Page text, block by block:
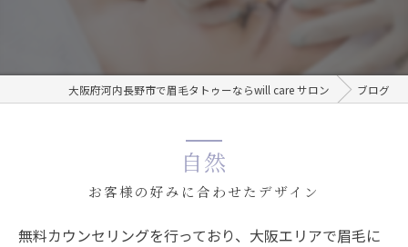
大阪府河内長野市で眉毛タトゥーならwill care サロン ブログ
自然
お客様の好みに合わせたデザイン
無料カウンセリングを行っており、大阪エリアで眉毛に